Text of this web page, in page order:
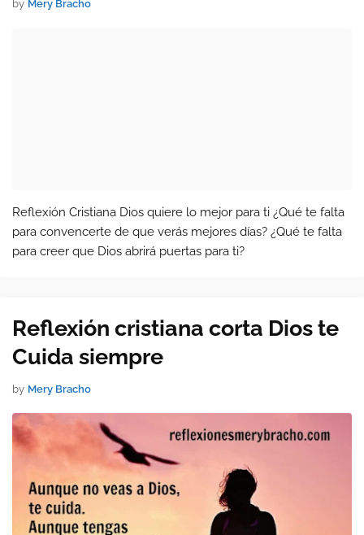
by Mery Bracho
Reflexión Cristiana Dios quiere lo mejor para ti ¿Qué te falta
para convencerte de que verás mejores días? ¿Qué te falta
para creer que Dios abrirá puertas para ti?
Reflexión cristiana corta Dios te
Cuida siempre
by Mery Bracho